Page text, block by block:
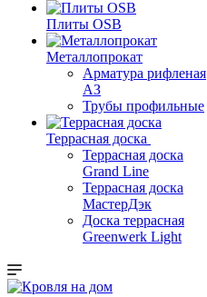
Плиты OSB
Металлопрокат
Арматура рифленая
АЗ
Трубы профильные
Террасная доска
Террасная доска
Grand Line
Террасная доска
МастерДэк
Доска террасная
Greenwerk Light